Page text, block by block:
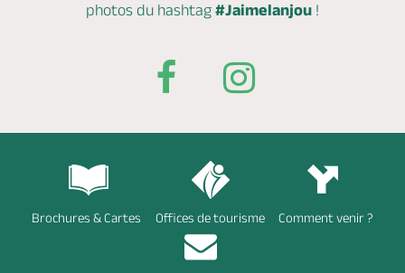
photos du hashtag #Jaimelanjou !
Brochures & Cartes Offices de tourisme Comment venir ?